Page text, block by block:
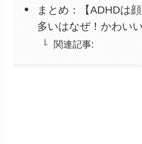
まとめ：【ADHDは
多いはなぜ！かわい
関連記事: